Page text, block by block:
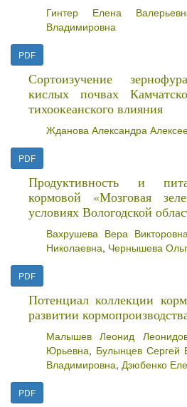
Гинтер Елена
Владимировна
PDF
Сортоизучение
кислых почвах
тихоокеанского влияния
Жданова Александра
PDF
Продуктивность и
кормовой «Мозговая
условиях Вологодской
Вахрушева Вера
Николаевна, Чернышева
PDF
Потенциал коллекции
развитии
Малышев Леонид
Юрьевна, Булынцев Сергей
Владимировна, Дзюбенко
PDF